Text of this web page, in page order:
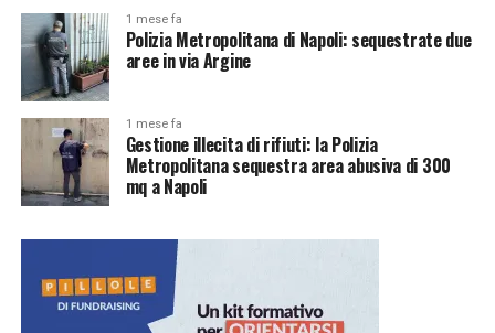
1 mese fa
Polizia Metropolitana di Napoli: sequestrate due
aree in via Argine
1 mese fa
Gestione illecita di rifiuti: la Polizia
Metropolitana sequestra area abusiva di 300
mq a Napoli